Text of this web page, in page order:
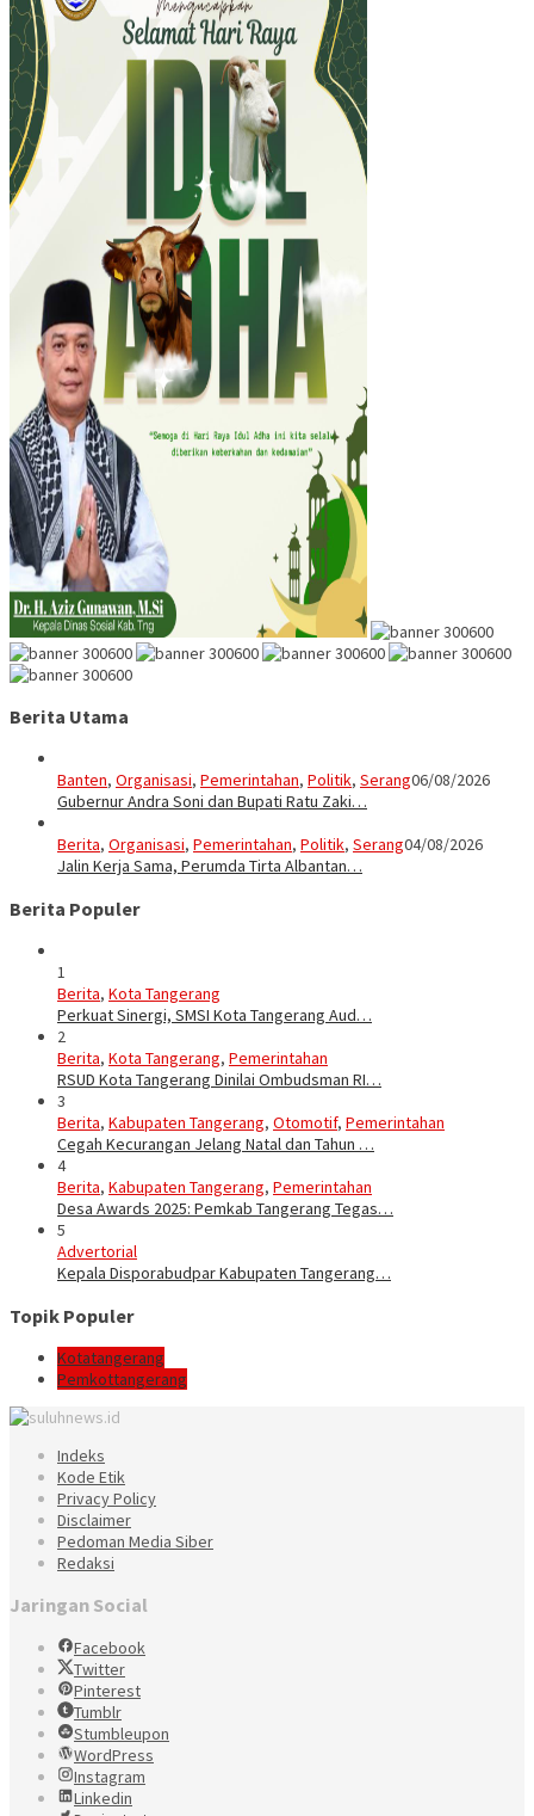
Berita Utama
Banten, Organisasi, Pemerintahan, Politik, Serang06/08/2026
Gubernur Andra Soni dan Bupati Ratu Zaki…
Berita, Organisasi, Pemerintahan, Politik, Serang04/08/2026
Jalin Kerja Sama, Perumda Tirta Albantan…
Berita Populer
1
Berita, Kota Tangerang
Perkuat Sinergi, SMSI Kota Tangerang Aud…
2
Berita, Kota Tangerang, Pemerintahan
RSUD Kota Tangerang Dinilai Ombudsman RI…
3
Berita, Kabupaten Tangerang, Otomotif, Pemerintahan
Cegah Kecurangan Jelang Natal dan Tahun …
4
Berita, Kabupaten Tangerang, Pemerintahan
Desa Awards 2025: Pemkab Tangerang Tegas…
5
Advertorial
Kepala Disporabudpar Kabupaten Tangerang…
Topik Populer
Kotatangerang
Pemkottangerang
Indeks
Kode Etik
Privacy Policy
Disclaimer
Pedoman Media Siber
Redaksi
Jaringan Social
Facebook
Twitter
Pinterest
Tumblr
Stumbleupon
WordPress
Instagram
Linkedin